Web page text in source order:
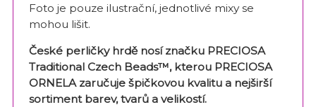
Foto je pouze ilustrační, jednotlivé mixy se
mohou lišit.
České perličky hrdě nosí značku PRECIOSA
Traditional Czech Beads™, kterou PRECIOSA
ORNELA zaručuje špičkovou kvalitu a nejširší
sortiment barev, tvarů a velikostí.